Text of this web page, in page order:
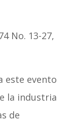
No. 13-27,
este evento
la industria
de